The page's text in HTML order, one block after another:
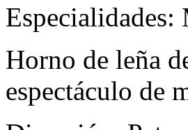
Especialidades:
Horno de leña
espectáculo de